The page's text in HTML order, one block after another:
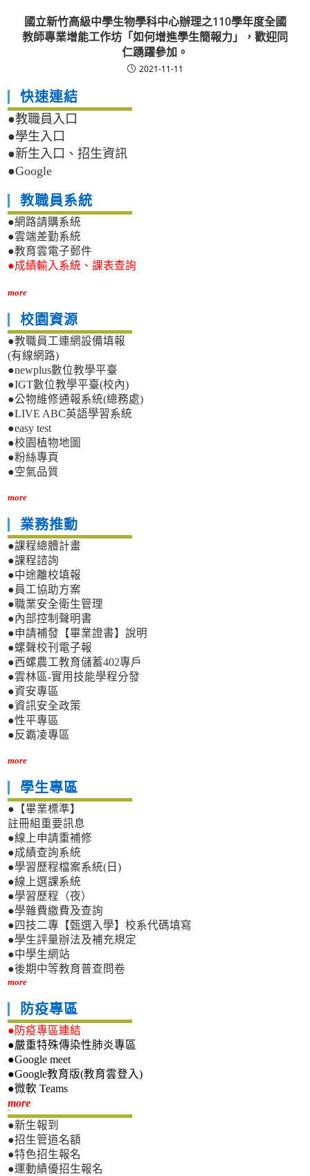
國立新竹高級中學生物學科中心辦理之110學年度全國
教師專業增能工作坊「如何增進學生簡報力」，歡迎同
仁踴躍參加。
2021-11-11
快速連結
●教職員入口
●學生入口
●新生入口、招生資訊
●Google
教職員系統
●網路請購系統
●雲端差勤系統
●教育雲電子郵件
●成績輸入系統、課表查詢
more
校園資源
●教職員工連網設備填報
(有線網路)
●newplus數位教學平臺
●IGT數位教學平臺(校內)
●公物維修通報系統(總務處)
●LIVE ABC英語學習系統
●easy test
●校園植物地圖
●粉絲專頁
●空氣品質
more
業務推動
●課程總體計畫
●課程諮詢
●中途離校填報
●員工協助方案
●職業安全衛生管理
●內部控制聲明書
●申請補發【畢業證書】說明
●螺聲校刊電子報
●西螺農工教育儲蓄402專戶
●雲林區-實用技能學程分發
●資安專區
●資訊安全政策
●性平專區
●反霸凌專區
more
學生專區
●【畢業標準】
註冊組重要訊息
●線上申請重補修
●成績查詢系統
●學習歷程檔案系統(日)
●線上選課系統
●學習歷程（夜）
●學雜費繳費及查詢
●四技二專【甄選入學】校系代碼填寫
●學生評量辦法及補充規定
●中學生網站
●後期中等教育普查問卷
more
防疫專區
●防疫專區連結
●嚴重特殊傳染性肺炎專區
●Google meet
●Google教育版(教育雲登入)
●微軟 Teams
more新生專區
●新生報到
●招生管道名額
●特色招生報名
●運動績優招生報名